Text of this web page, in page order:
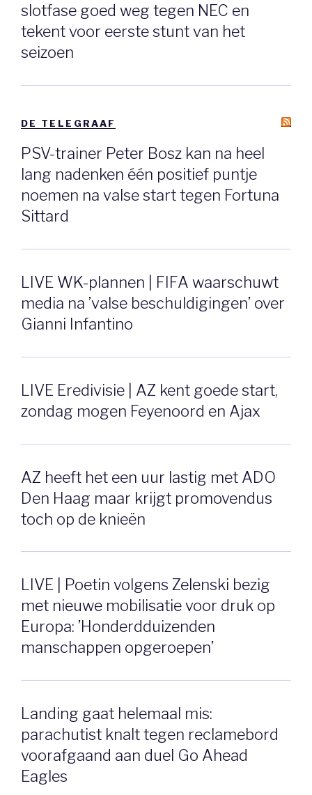
slotfase goed weg tegen NEC en
tekent voor eerste stunt van het
seizoen
DE TELEGRAAF
PSV-trainer Peter Bosz kan na heel
lang nadenken één positief puntje
noemen na valse start tegen Fortuna
Sittard
LIVE WK-plannen | FIFA waarschuwt
media na ’valse beschuldigingen’ over
Gianni Infantino
LIVE Eredivisie | AZ kent goede start,
zondag mogen Feyenoord en Ajax
AZ heeft het een uur lastig met ADO
Den Haag maar krijgt promovendus
toch op de knieën
LIVE | Poetin volgens Zelenski bezig
met nieuwe mobilisatie voor druk op
Europa: ’Honderdduizenden
manschappen opgeroepen’
Landing gaat helemaal mis:
parachutist knalt tegen reclamebord
voorafgaand aan duel Go Ahead
Eagles